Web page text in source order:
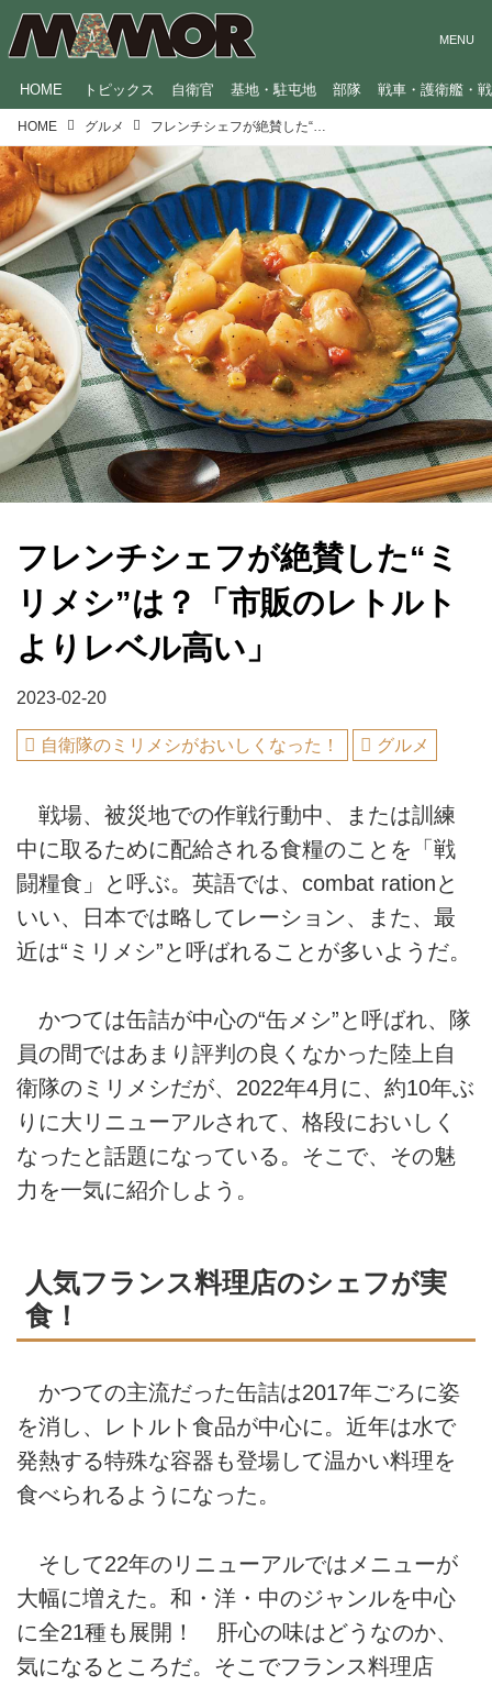
HOME トピックス 自衛官 基地・駐屯地 部隊 戦車・護衛艦・
HOME グルメ
フレンチシェフが絶賛した“ミ
リメシ”は？「市販のレトルト
よりレベル高い」
2023-02-20
自衛隊のミリメシがおいしくなった！ グルメ
戦場、被災地での作戦行動中、または訓練
中に取るために配給される食糧のことを「戦
闘糧食」と呼ぶ。英語では、combat rationと
いい、日本では略してレーション、また、最
近は“ミリメシ”と呼ばれることが多いようだ。
かつては缶詰が中心の“缶メシ”と呼ばれ、隊
員の間ではあまり評判の良くなかった陸上自
衛隊のミリメシだが、2022年4月に、約10年ぶ
りに大リニューアルされて、格段においしく
なったと話題になっている。そこで、その魅
力を一気に紹介しよう。
人気フランス料理店のシェフが実
食！
かつての主流だった缶詰は2017年ごろに姿
を消し、レトルト食品が中心に。近年は水で
発熱する特殊な容器も登場して温かい料理を
食べられるようになった。
そして22年のリニューアルではメニューが
大幅に増えた。和・洋・中のジャンルを中心
に全21種も展開！ 肝心の味はどうなのか、
気になるところだ。そこでフランス料理店